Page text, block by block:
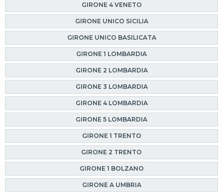
GIRONE 4 VENETO
GIRONE UNICO SICILIA
GIRONE UNICO BASILICATA
GIRONE 1 LOMBARDIA
GIRONE 2 LOMBARDIA
GIRONE 3 LOMBARDIA
GIRONE 4 LOMBARDIA
GIRONE 5 LOMBARDIA
GIRONE 1 TRENTO
GIRONE 2 TRENTO
GIRONE 1 BOLZANO
GIRONE A UMBRIA